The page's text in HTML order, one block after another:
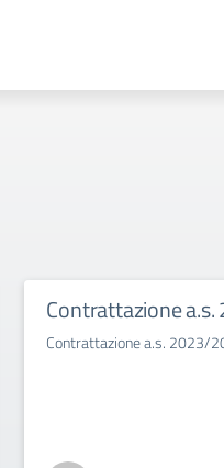
Contrattazione
Contrattazione a.s. 2023/